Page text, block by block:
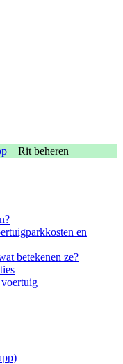
Rit beheren
en
betekenen ze?